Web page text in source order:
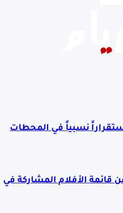
نسبياً في المحطات
الأفلام المشاركة في